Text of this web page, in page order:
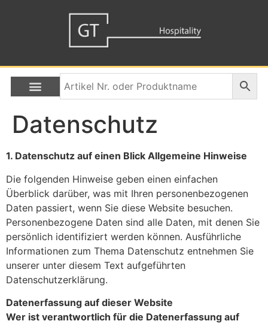
Datenschutz
1. Datenschutz auf einen Blick Allgemeine Hinweise
Die folgenden Hinweise geben einen einfachen
Überblick darüber, was mit Ihren personenbezogenen
Daten passiert, wenn Sie diese Website besuchen.
Personenbezogene Daten sind alle Daten, mit denen Sie
persönlich identifiziert werden können. Ausführliche
Informationen zum Thema Datenschutz entnehmen Sie
unserer unter diesem Text aufgeführten
Datenschutzerklärung.
Datenerfassung auf dieser Website
Wer ist verantwortlich für die Datenerfassung auf